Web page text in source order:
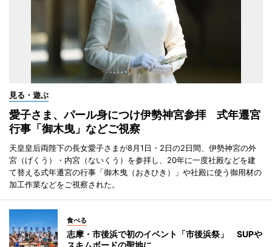
見る・遊ぶ
愛子さま、パール身につけ伊勢神宮参拝 式年遷宮
行事「御木曳」などご視察
天皇皇后両陛下の長女愛子さまが8月1日・2日の2日間、伊勢神宮の外
宮（げくう）・内宮（ないくう）を参拝し、20年に一度社殿などを建
て替える式年遷宮の行事「御木曳（おきひき）」や社殿に使う御用材の
加工作業などをご視察された。
食べる
志摩・市後浜で初のイベント「市後浜祭」 SUPや
スキムボードの聖地に